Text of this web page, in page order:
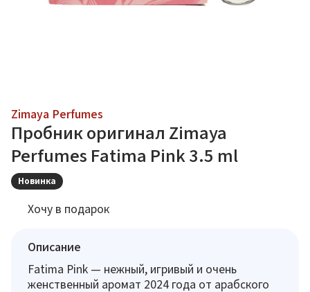
Zimaya Perfumes
Пробник оригинал Zimaya
Perfumes Fatima Pink 3.5 ml
Новинка
Хочу в подарок
Описание
Fatima Pink — нежный, игривый и очень
женственный аромат 2024 года от арабского